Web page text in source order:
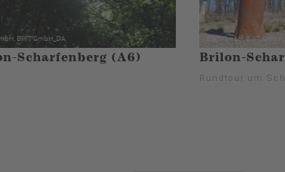
Scharfenberg (A6) Brilon-
Rundtour um